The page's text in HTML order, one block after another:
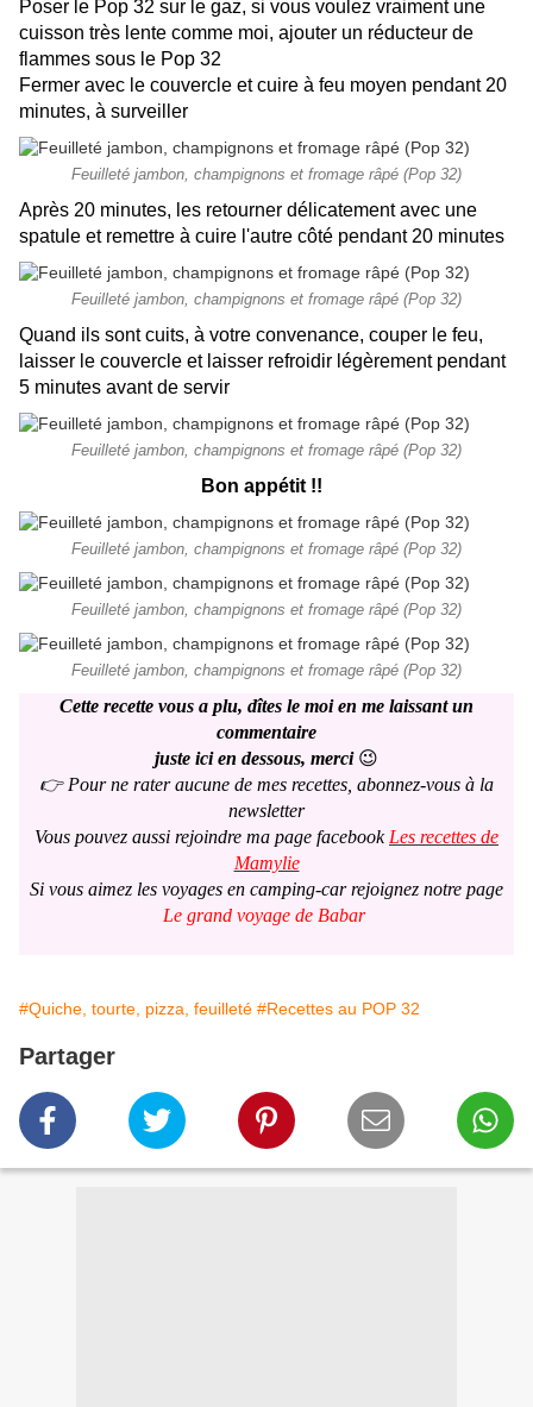
Poser le Pop 32 sur le gaz, si vous voulez vraiment une
cuisson très lente comme moi, ajouter un réducteur de
flammes sous le Pop 32
Fermer avec le couvercle et cuire à feu moyen pendant 20
minutes, à surveiller
Feuilleté jambon, champignons et fromage râpé (Pop 32)
Après 20 minutes, les retourner délicatement avec une
spatule et remettre à cuire l'autre côté pendant 20 minutes
Feuilleté jambon, champignons et fromage râpé (Pop 32)
Quand ils sont cuits, à votre convenance, couper le feu,
laisser le couvercle et laisser refroidir légèrement pendant
5 minutes avant de servir
Feuilleté jambon, champignons et fromage râpé (Pop 32)
Bon appétit !!
Feuilleté jambon, champignons et fromage râpé (Pop 32)
Feuilleté jambon, champignons et fromage râpé (Pop 32)
Feuilleté jambon, champignons et fromage râpé (Pop 32)
Cette recette vous a plu, dîtes le moi en me laissant un
commentaire
juste ici en dessous, merci 😉
👉 Pour ne rater aucune de mes recettes, abonnez-vous à la
newsletter
Vous pouvez aussi rejoindre ma page facebook Les recettes de
Mamylie
Si vous aimez les voyages en camping-car rejoignez notre page
Le grand voyage de Babar
#Quiche, tourte, pizza, feuilleté #Recettes au POP 32
Partager